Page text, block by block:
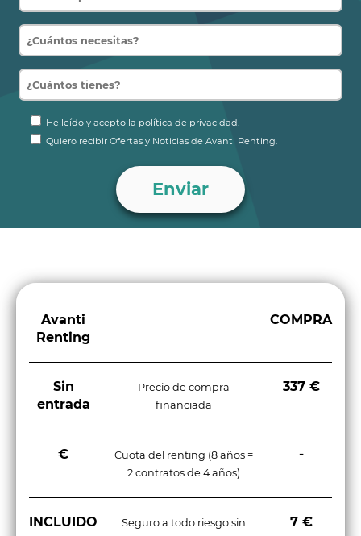
He leído y acepto la política de privacidad.
Quiero recibir Ofertas y Noticias de Avanti Renting.
Avanti
Renting
COMPRA
Sin
entrada
Precio de compra
financiada
337 €
€
Cuota del renting (8 años =
2 contratos de 4 años)
-
INCLUIDO
Seguro a todo riesgo sin
7 €